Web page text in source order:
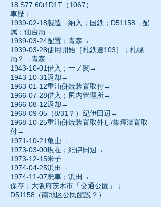
18 S77.60t1D1T（1067）
車歴；
1939-02-18製造→納入；国鉄；D51158→配
属；仙台局→
1939-03-24配置；青森→
1939-03-28使用開始［札鉄達103］；札幌
局？→青森→
1943-10-01借入；一ノ関→
1943-10-31返却→
1963-01-12重油併焼装置取付→
1966-07-28借入；尻内管理所→
1966-08-12返却→
1968-09-05 （8/31？）紀伊田辺→
1968-10-25重油併焼装置取外し/集煙装置取
付→
1971-10-21亀山→
1973-03-00現在；紀伊田辺→
1973-12-15米子→
1974-04-25浜田→
1974-11-07廃車；浜田→
保存；大阪府茨木市「交通公園」；
D51158（南地区公民館説？）